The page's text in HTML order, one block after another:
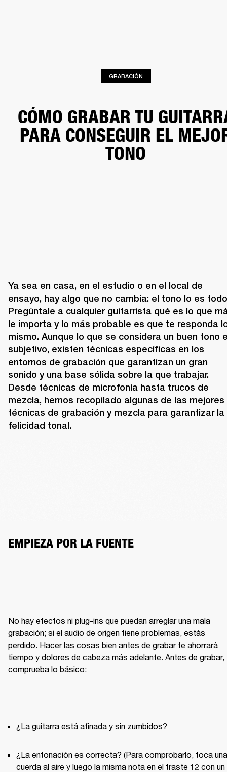
GRABACIÓN
CÓMO GRABAR TU
PARA CONSEGUIR EL
TONO
Ya sea en casa, en el estudio o en el local de
ensayo, hay algo que no cambia: el tono lo es
Pregúntale a cualquier guitarrista qué es lo que
le importa y lo más probable es que te responda
mismo. Aunque lo que se considera un buen tono
subjetivo, existen técnicas específicas en los
entornos de grabación que garantizan un gran
sonido y una base sólida sobre la que trabajar.
Desde técnicas de microfonía hasta trucos de
mezcla, hemos recopilado algunas de las mejores
técnicas de grabación y mezcla para garantizar la
felicidad tonal.
EMPIEZA POR LA FUENTE
No hay efectos ni plug-ins que puedan arreglar una mala
grabación; si el audio de origen tiene problemas, estás
perdido. Hacer las cosas bien antes de grabar te ahorrará
tiempo y dolores de cabeza más adelante. Antes de grabar,
comprueba lo básico:
¿La entonación es correcta? (Para comprobarlo, toca una
cuerda al aire y luego la misma nota en el traste 12 con un